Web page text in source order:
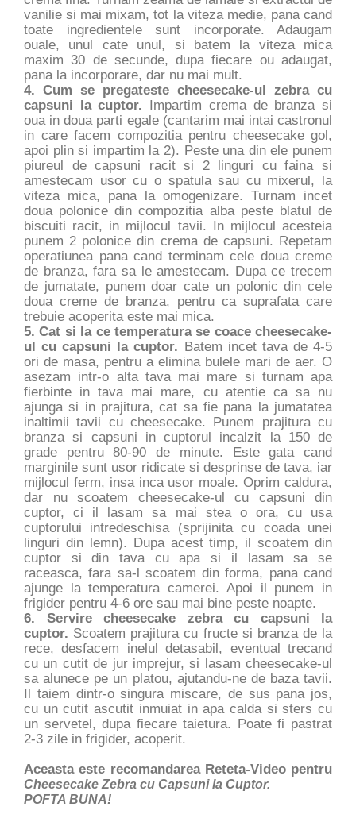
vanilie si mai mixam, tot la viteza medie, pana cand
toate ingredientele sunt incorporate. Adaugam
ouale, unul cate unul, si batem la viteza mica
maxim 30 de secunde, dupa fiecare ou adaugat,
pana la incorporare, dar nu mai mult.
4. Cum se pregateste cheesecake-ul zebra cu
capsuni la cuptor. Impartim crema de branza si
oua in doua parti egale (cantarim mai intai castronul
in care facem compozitia pentru cheesecake gol,
apoi plin si impartim la 2). Peste una din ele punem
piureul de capsuni racit si 2 linguri cu faina si
amestecam usor cu o spatula sau cu mixerul, la
viteza mica, pana la omogenizare. Turnam incet
doua polonice din compozitia alba peste blatul de
biscuiti racit, in mijlocul tavii. In mijlocul acesteia
punem 2 polonice din crema de capsuni. Repetam
operatiunea pana cand terminam cele doua creme
de branza, fara sa le amestecam. Dupa ce trecem
de jumatate, punem doar cate un polonic din cele
doua creme de branza, pentru ca suprafata care
trebuie acoperita este mai mica.
5. Cat si la ce temperatura se coace cheesecake-
ul cu capsuni la cuptor. Batem incet tava de 4-5
ori de masa, pentru a elimina bulele mari de aer. O
asezam intr-o alta tava mai mare si turnam apa
fierbinte in tava mai mare, cu atentie ca sa nu
ajunga si in prajitura, cat sa fie pana la jumatatea
inaltimii tavii cu cheesecake. Punem prajitura cu
branza si capsuni in cuptorul incalzit la 150 de
grade pentru 80-90 de minute. Este gata cand
marginile sunt usor ridicate si desprinse de tava, iar
mijlocul ferm, insa inca usor moale. Oprim caldura,
dar nu scoatem cheesecake-ul cu capsuni din
cuptor, ci il lasam sa mai stea o ora, cu usa
cuptorului intredeschisa (sprijinita cu coada unei
linguri din lemn). Dupa acest timp, il scoatem din
cuptor si din tava cu apa si il lasam sa se
raceasca, fara sa-l scoatem din forma, pana cand
ajunge la temperatura camerei. Apoi il punem in
frigider pentru 4-6 ore sau mai bine peste noapte.
6. Servire cheesecake zebra cu capsuni la
cuptor. Scoatem prajitura cu fructe si branza de la
rece, desfacem inelul detasabil, eventual trecand
cu un cutit de jur imprejur, si lasam cheesecake-ul
sa alunece pe un platou, ajutandu-ne de baza tavii.
Il taiem dintr-o singura miscare, de sus pana jos,
cu un cutit ascutit inmuiat in apa calda si sters cu
un servetel, dupa fiecare taietura. Poate fi pastrat
2-3 zile in frigider, acoperit.
Aceasta este recomandarea Reteta-Video pentru
Cheesecake Zebra cu Capsuni la Cuptor.
POFTA BUNA!